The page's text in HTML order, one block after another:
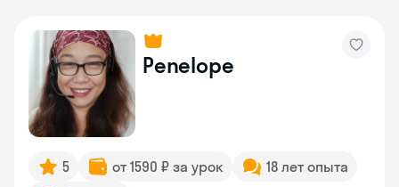
Penelope
5 от 1590 ₽ за урок
18 лет опыта